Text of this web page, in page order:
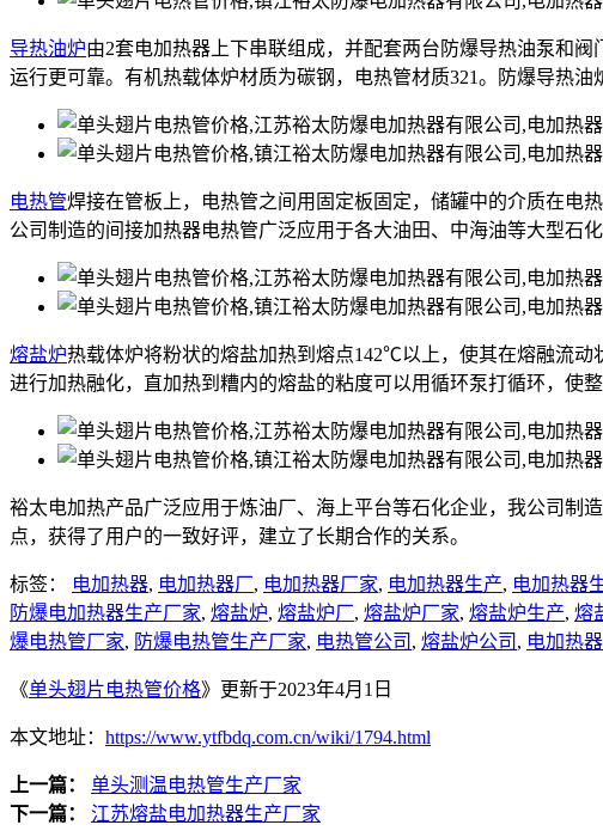
导热油炉由2套电加热器上下串联组成，并配套两台防爆导热油泵和
运行更可靠。有机热载体炉材质为碳钢，电热管材质321。防爆导热
电热管焊接在管板上，电热管之间用固定板固定，储罐中的介质在电
公司制造的间接加热器电热管广泛应用于各大油田、中海油等大型石化
熔盐炉热载体炉将粉状的熔盐加热到熔点142℃以上，使其在熔融流
进行加热融化，直加热到糟内的熔盐的粘度可以用循环泵打循环，使
裕太电加热产品广泛应用于炼油厂、海上平台等石化企业，我公司制
点，获得了用户的一致好评，建立了长期合作的关系。
标签： 电加热器, 电加热器厂, 电加热器厂家, 电加热器生产, 电加热器
防爆电加热器生产厂家, 熔盐炉, 熔盐炉厂, 熔盐炉厂家, 熔盐炉生产, 熔
爆电热管厂家, 防爆电热管生产厂家, 电热管公司 , 熔盐炉公司 , 电加热
《单头翅片电热管价格》更新于2023年4月1日
本文地址： https://www.ytfbdq.com.cn/wiki/1794.html
上一篇：
单头测温电热管生产厂家
下一篇：
江苏熔盐电加热器生产厂家